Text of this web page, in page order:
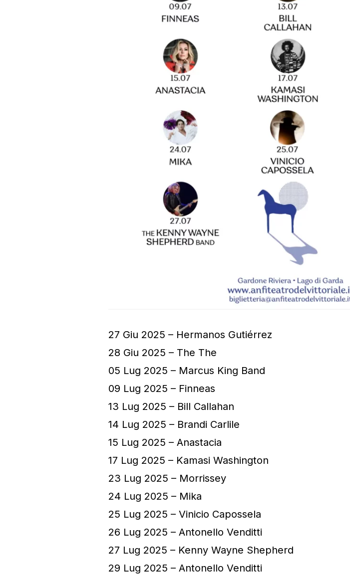
27 Giu 2025 – Hermanos Gutiérrez
28 Giu 2025 – The The
05 Lug 2025 – Marcus King Band
09 Lug 2025 – Finneas
13 Lug 2025 – Bill Callahan
14 Lug 2025 – Brandi Carlile
15 Lug 2025 – Anastacia
17 Lug 2025 – Kamasi Washington
23 Lug 2025 – Morrissey
24 Lug 2025 – Mika
25 Lug 2025 – Vinicio Capossela
26 Lug 2025 – Antonello Venditti
27 Lug 2025 – Kenny Wayne Shepherd
29 Lug 2025 – Antonello Venditti